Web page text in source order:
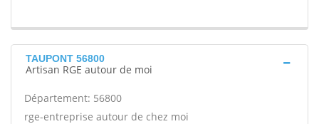
TAUPONT 56800
Artisan RGE autour de moi
Département: 56800
rge-entreprise autour de chez moi